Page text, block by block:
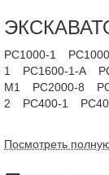
PC1000-1
1
PC1600-1-A
M1
PC2000-8
2
PC400-1
Посмотреть